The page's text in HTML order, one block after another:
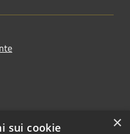
×
sui cookie